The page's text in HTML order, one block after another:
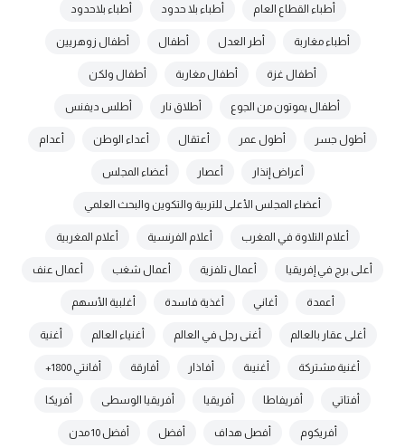
أطباء القطاع العام أطباء بلا حدود أطباء بلاحدود
أطباء مغاربة أطر العدل أطفال أطفال زوهريين
أطفال غزة أطفال مغاربة أطفال ولكن
أطفال يموتون من الجوع أطلاق نار أطلس ديفنس
أطول جسر أطول عمر أعتقال أعداء الوطن أعدام
أعراض إنذار أعصار أعضاء المجلس
أعضاء المجلس الأعلى للتربية والتكوين والبحث العلمي
أعلام التلاوة في المغرب أعلام الفرنسية أعلام المغربية
أعلى برج في إفريقيا أعمال تلفزية أعمال شغب أعمال عنف
أعمدة أغاني أغذية فاسدة أغلبية الأسهم
أغلى عقار بالعالم أغنى رجل في العالم أغنياء العالم أغنية
أغنية مشتركة أغنيىة أفاذار أفارقة أفانتي 1800+
أفتاتي أفريفاطا أفريقيا أفريقيا الوسطى أفريكا
أفريكوم أفصل هداف أفضل أفضل 10 مدن